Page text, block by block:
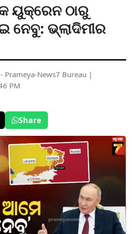
ୟୁକ୍ରେନ ଠାରୁ
ନେବୁ: ଭ୍ଲାଦିମୀର
- Prameya-News7 Bureau |
PM
Share